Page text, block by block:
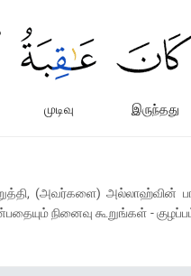
இருந்தது
முடிவு
(அவர்களை) அல்லாஹ்வின்
கூறுங்கள் - குழப்பம்